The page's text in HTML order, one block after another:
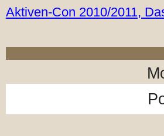
Aktiven-Con 2010/2011,